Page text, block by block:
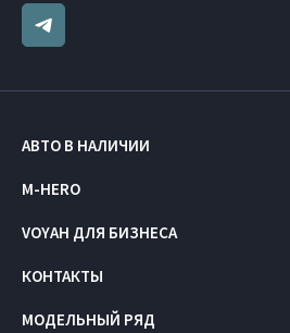
АВТО В НАЛИЧИИ
M-HERO
VOYAH ДЛЯ БИЗНЕСА
КОНТАКТЫ
МОДЕЛЬНЫЙ РЯД